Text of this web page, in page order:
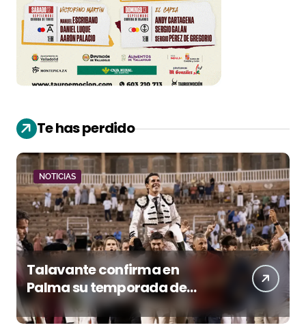
Te has perdido
NOTICIAS
Talavante confirma en
Palma su temporada de
figura y el palco niega el
premio a Roca Rey